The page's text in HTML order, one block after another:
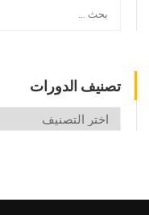
تصنيف الدورات
تصنيف